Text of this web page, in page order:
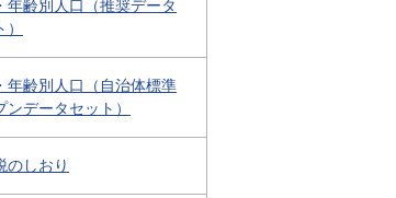
年齢別人口（推奨データ
年齢別人口（自治体標準
ンデータセット）
のしおり